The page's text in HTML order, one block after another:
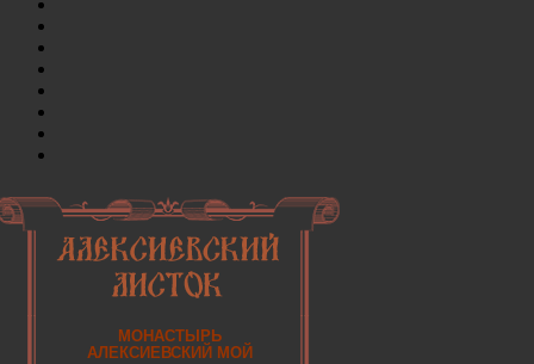
МОНАСТЫРЬ
АЛЕКСИЕВСКИЙ МОЙ